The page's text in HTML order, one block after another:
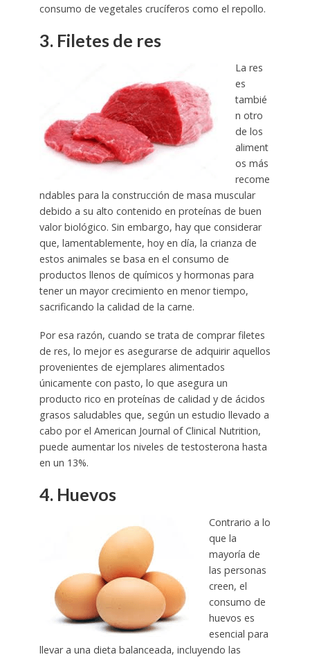
consumo de vegetales crucíferos como el repollo.
3. Filetes de res
La res
es
tambié
n otro
de los
aliment
os más
recome
ndables para la construcción de masa muscular
debido a su alto contenido en proteínas de buen
valor biológico. Sin embargo, hay que considerar
que, lamentablemente, hoy en día, la crianza de
estos animales se basa en el consumo de
productos llenos de químicos y hormonas para
tener un mayor crecimiento en menor tiempo,
sacrificando la calidad de la carne.
Por esa razón, cuando se trata de comprar filetes
de res, lo mejor es asegurarse de adquirir aquellos
provenientes de ejemplares alimentados
únicamente con pasto, lo que asegura un
producto rico en proteínas de calidad y de ácidos
grasos saludables que, según un estudio llevado a
cabo por el American Journal of Clinical Nutrition,
puede aumentar los niveles de testosterona hasta
en un 13%.
4. Huevos
Contrario a lo
que la
mayoría de
las personas
creen, el
consumo de
huevos es
esencial para
llevar a una dieta balanceada, incluyendo las